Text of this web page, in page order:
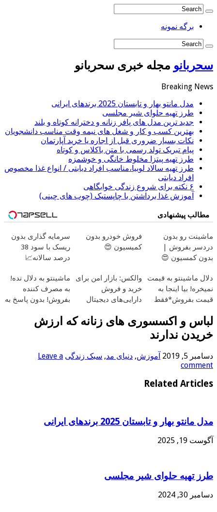
برگه نمونه
سحربانو مجله خبری سحربانو
Breaking News
مدل مانتو بهار و تابستان 2025 برندهای ایرانی
طرز تهیه حلوای شیر مجلسی
جدید ترین مدل های پافر زنانه و دخترانه کوتاه و بلند
بهترین کسب و کار و شغل های نیمه وقت مناسب دانشجویان
نکات بسیار ضروری قبل از اجاره یا خرید آپارتمان
پیام تبریک تولد رسمی با متن باکلاس و کوتاه
طرز تهیه پیتزا مخلوط خانگی و خوشمزه
طرز تهیه سالاد لوبیا،مناسب افراد دیابتی / انواع غذا مخصوص
افراد دیابتی
۶ نکته برای شروع زندگی خوابگاهی
آموزش غذا برداشتن با چاپستیک (چوب های چینی)
مطالب پیشنهادی
ماشینت رو بدون
دردسر بفروش |
بدون کمسیون 😍
فروش خودرو بدون
کمیسیون 😍
سرمایه گذاری بدون
ریسک با سود 38
درصد سالانه📈
دلال ماشینتو به قیمت
نمیخره! بیا اینجا به
قیمت بفروش*فقط
والکس: بازار امن برای
خرید و فروش
دارایی‌های دیجیتال
ماشینتو به دلال نده!
به مصرف کننده
بفروش! بدون پاسخ به
لباس و اکسسوری های زنانه که ارزش
خریدن ندارند
دسامبر 5, 2019 آموزش, دنیای مد, سبک زندگی Leave a
comment
Related Articles
مدل مانتو بهار و تابستان 2025 برندهای ایرانی
آگوست 19, 2025
طرز تهیه حلوای شیر مجلسی
دسامبر 30, 2024